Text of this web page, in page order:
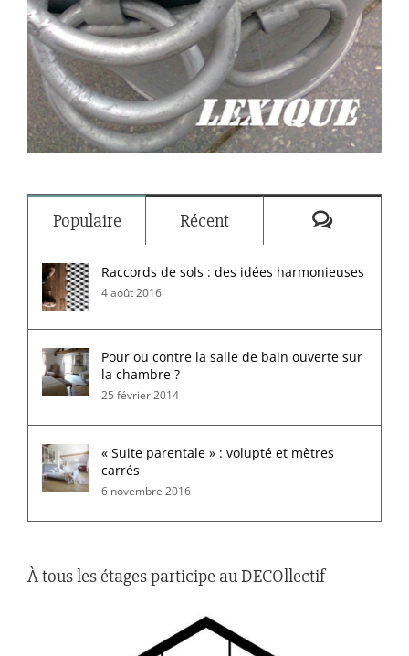
Populaire Récent
Raccords de sols : des idées harmonieuses
4 août 2016
Pour ou contre la salle de bain ouverte sur
la chambre ?
25 février 2014
« Suite parentale » : volupté et mètres
carrés
6 novembre 2016
À tous les étages participe au DECOllectif